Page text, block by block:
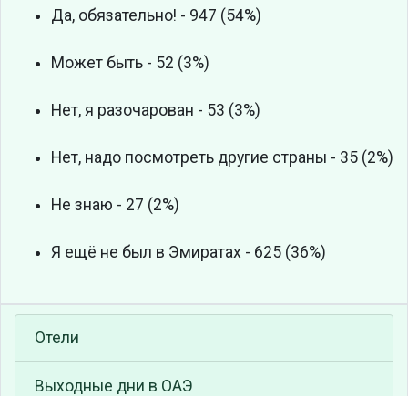
Да, обязательно! - 947 (54%)
Может быть - 52 (3%)
Нет, я разочарован - 53 (3%)
Нет, надо посмотреть другие страны - 35 (2%)
Не знаю - 27 (2%)
Я ещё не был в Эмиратах - 625 (36%)
Отели
Выходные дни в ОАЭ